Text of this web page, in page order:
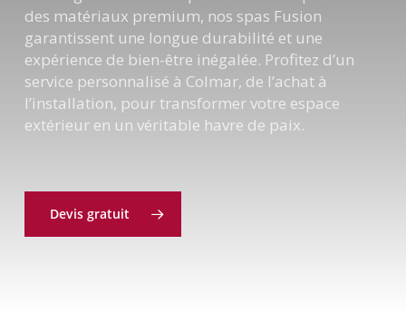
des matériaux premium, nos spas Fusion
garantissent une longue durabilité et une
expérience de bien-être inégalée. Profitez d’un
service personnalisé à Colmar, de l’achat à
l’installation, pour transformer votre espace
extérieur en un véritable havre de paix.
Devis gratuit